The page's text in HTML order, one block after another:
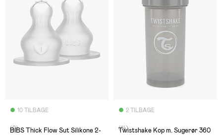
10 TILBAGE
(0)
BIBS Thick Flow Sut Silikone 2-
2 TILBAGE
(14)
Twistshake Kop m. Sugerør 360